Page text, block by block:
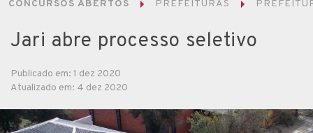
CONCURSOS ABERTOS PREFEITURAS
Jari abre processo seletivo
Publicado em: 1 dez 2020
Atualizado em: 4 dez 2020